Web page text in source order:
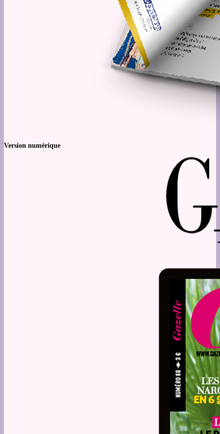
Version numérique